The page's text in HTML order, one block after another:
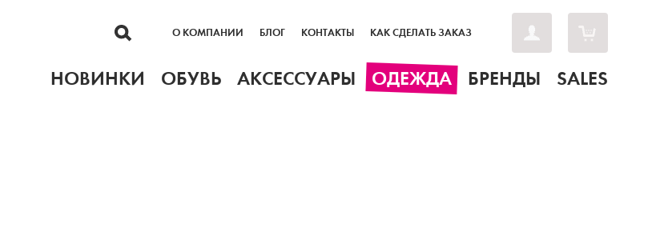
О КОМПАНИИ БЛОГ КОНТАКТЫ КАК СДЕЛАТЬ ЗАКАЗ
НОВИНКИ ОБУВЬ АКСЕССУАРЫ ОДЕЖДА БРЕНДЫ SALES